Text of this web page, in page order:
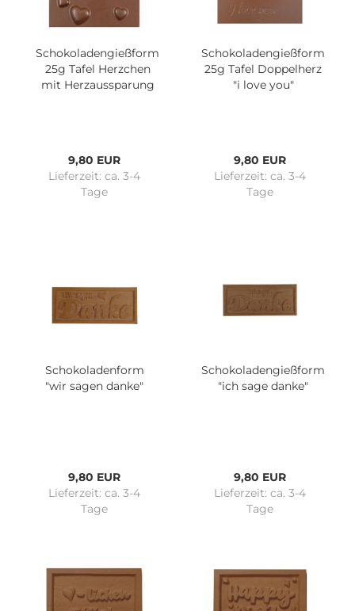
Schokoladengießform
25g Tafel Herzchen
mit Herzaussparung
9,80 EUR
Lieferzeit: ca. 3-4
Tage
Schokoladengießform
25g Tafel Doppelherz
"i love you"
9,80 EUR
Lieferzeit: ca. 3-4
Tage
Schokoladenform
"wir sagen danke"
9,80 EUR
Lieferzeit: ca. 3-4
Tage
Schokoladengießform
"ich sage danke"
9,80 EUR
Lieferzeit: ca. 3-4
Tage